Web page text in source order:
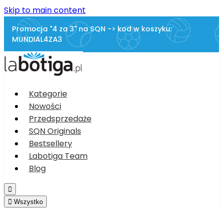
Skip to main content
Promocja "4 za 3" na SQN -> kod w koszyku:
MUNDIAL4ZA3
Kategorie
Nowości
Przedsprzedaże
SQN Originals
Bestsellery
Labotiga Team
Blog

 Wszystko